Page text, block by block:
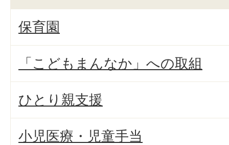
保育園
「こどもまんなか」への取組
ひとり親支援
小児医療・児童手当